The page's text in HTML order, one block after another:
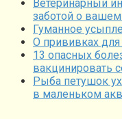
Ветеринарный
заботой о
Гуманное
О прививках
13 опасных
вакцинировать
Рыба петушок
в маленьком